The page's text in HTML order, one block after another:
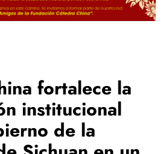
fortalece la
institucional
de la